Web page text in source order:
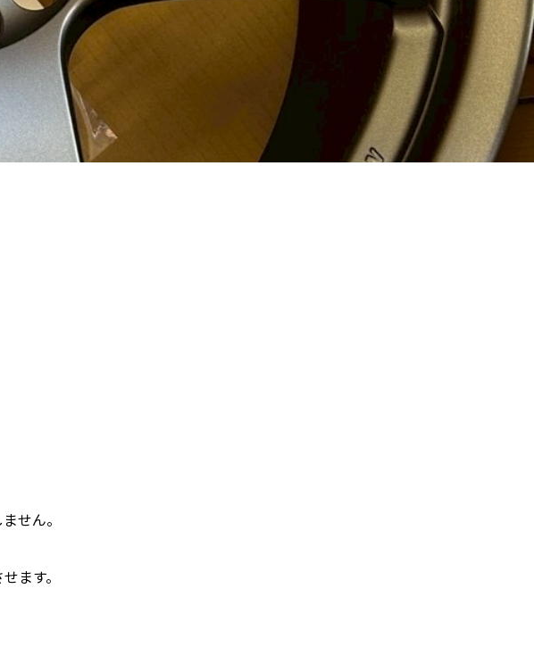
せん。
ます。